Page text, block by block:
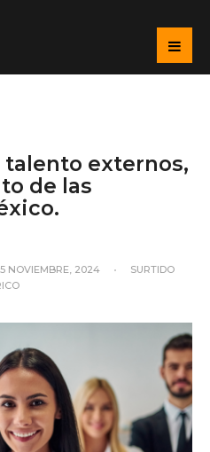
talento externos,
de las
5 NOVIEMBRE, 2024 •
SURTIDO